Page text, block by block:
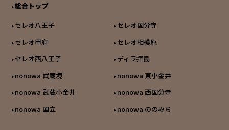
総合トップ
セレオ八王子
セレオ国分寺
セレオ甲府
セレオ相模原
セレオ西八王子
ディラ拝島
nonowa 武蔵境
nonowa 東小金井
nonowa 武蔵小金井
nonowa 西国分寺
nonowa 国立
nonowa ののみち